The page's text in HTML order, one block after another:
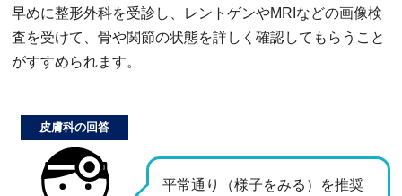
早めに整形外科を受診し、レントゲンやMRIなどの画像検
査を受けて、骨や関節の状態を詳しく確認してもらうこと
がすすめられます。
平常通り（様子をみる）を推奨
皮膚科の回答